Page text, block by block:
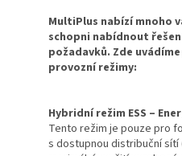
MultiPlus nabízí mnoho
schopni nabídnout
požadavků. Zde
provozní režimy:
Hybridní režim ESS –
Tento režim je pouze pro
s dostupnou distribuční sítí